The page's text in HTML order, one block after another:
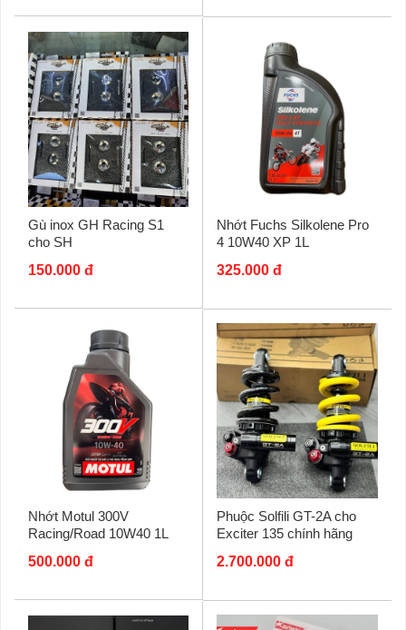
Gù inox GH Racing S1
cho SH
150.000 đ
Nhớt Fuchs Silkolene Pro
4 10W40 XP 1L
325.000 đ
Nhớt Motul 300V
Racing/Road 10W40 1L
500.000 đ
Phuộc Solfili GT-2A cho
Exciter 135 chính hãng
2.700.000 đ